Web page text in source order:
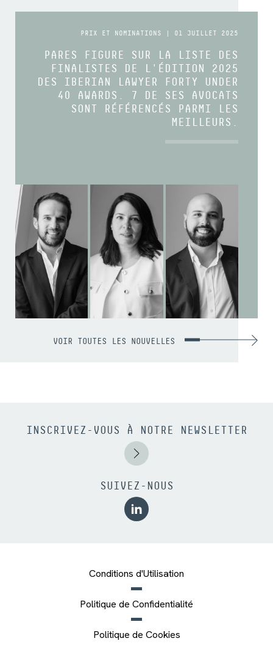
PRIX ET NOMINATIONS | 01 JUILLET 2025
PARES FIGURE SUR LA LISTE DES
FINALISTES DE L'ÉDITION 2025
DES IBERIAN LAWYER FORTY UNDER
40 AWARDS. 7 DE SES AVOCATS
SONT RÉFÉRENCÉS PARMI LES
MEILLEURS.
VOIR TOUTES LES NOUVELLES
INSCRIVEZ-VOUS À NOTRE NEWSLETTER
SUIVEZ-NOUS
Conditions d'Utilisation
Politique de Confidentialité
Politique de Cookies